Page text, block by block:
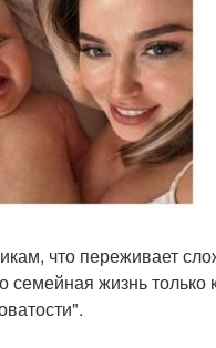
что переживает
семейная жизнь только